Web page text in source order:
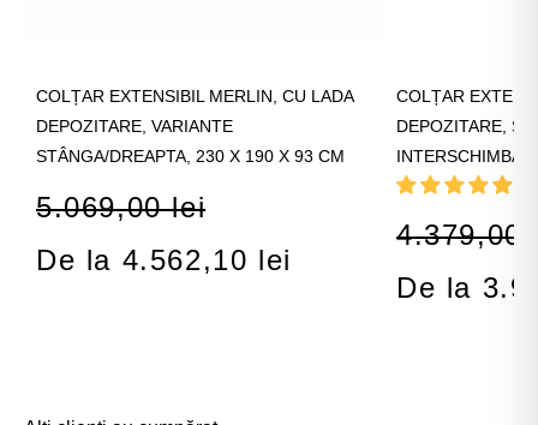
COLȚAR EXTENSIBIL MERLIN, CU LADA
DEPOZITARE, VARIANTE
STÂNGA/DREAPTA, 230 X 190 X 93 CM
5.069,00 lei
De la 4.562,10 lei
COLȚAR
DEPOZITARE,
4.379,00
De la